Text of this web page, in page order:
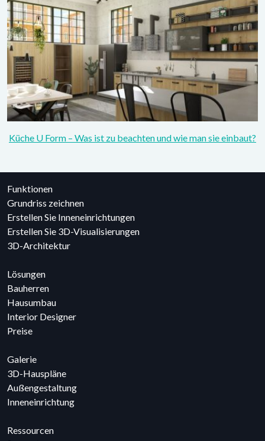
Küche U Form – Was ist zu beachten und wie man sie einbaut?
Funktionen
Grundriss zeichnen
Erstellen Sie Inneneinrichtungen
Erstellen Sie 3D-Visualisierungen
3D-Architektur
Lösungen
Bauherren
Hausumbau
Interior Designer
Preise
Galerie
3D-Hauspläne
Außengestaltung
Inneneinrichtung
Ressourcen